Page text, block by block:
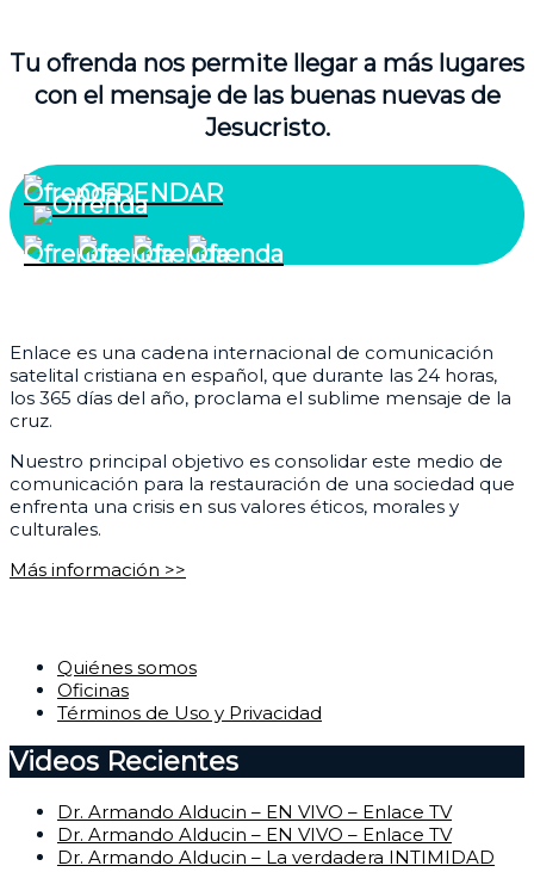
Tu ofrenda nos permite llegar a más lugares
con el mensaje de las buenas nuevas de
Jesucristo.
OFRENDAR
Enlace es una cadena internacional de comunicación
satelital cristiana en español, que durante las 24 horas,
los 365 días del año, proclama el sublime mensaje de la
cruz.
Nuestro principal objetivo es consolidar este medio de
comunicación para la restauración de una sociedad que
enfrenta una crisis en sus valores éticos, morales y
culturales.
Más información >>
Quiénes somos
Oficinas
Términos de Uso y Privacidad
Videos Recientes
Dr. Armando Alducin – EN VIVO – Enlace TV
Dr. Armando Alducin – EN VIVO – Enlace TV
Dr. Armando Alducin – La verdadera INTIMIDAD